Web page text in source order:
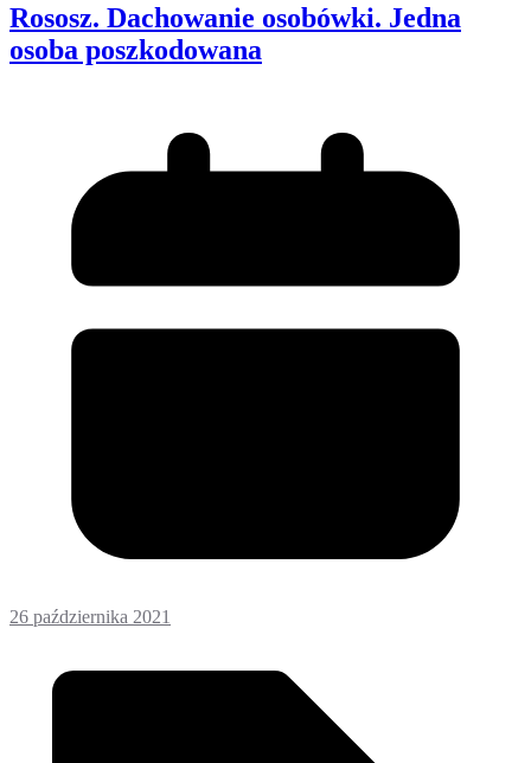
Rososz. Dachowanie osobówki. Jedna
osoba poszkodowana
26 października 2021